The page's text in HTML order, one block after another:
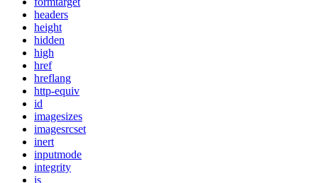
headers
height
hidden
high
href
hreflang
http-equiv
id
imagesizes
imagesrcset
inert
inputmode
integrity
is